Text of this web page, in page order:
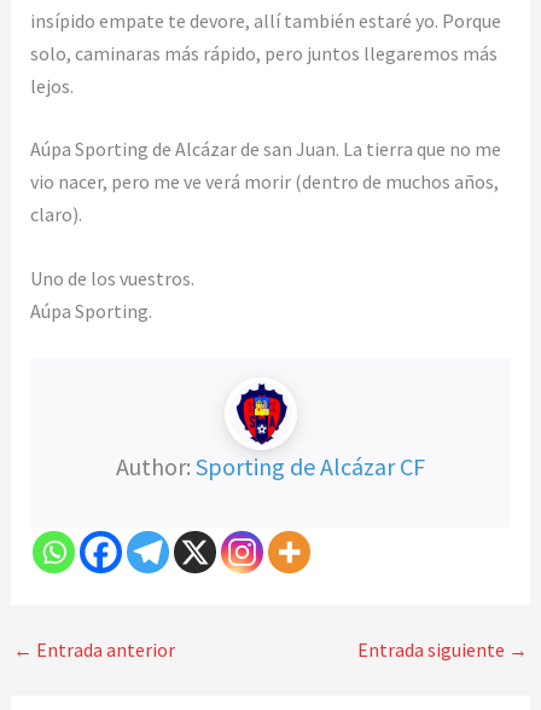
insípido empate te devore, allí también estaré yo. Porque
solo, caminaras más rápido, pero juntos llegaremos más
lejos.
Aúpa Sporting de Alcázar de san Juan. La tierra que no me
vio nacer, pero me ve verá morir (dentro de muchos años,
claro).
Uno de los vuestros.
Aúpa Sporting.
Author: Sporting de Alcázar CF
← Entrada anterior Entrada siguiente →